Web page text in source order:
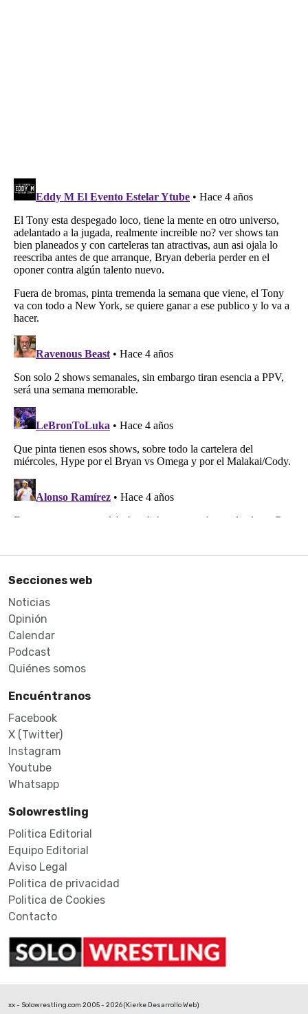
Secciones web
Noticias
Opinión
Calendar
Podcast
Quiénes somos
Encuéntranos
Facebook
X (Twitter)
Instagram
Youtube
Whatsapp
Solowrestling
Politica Editorial
Equipo Editorial
Aviso Legal
Politica de privacidad
Politica de Cookies
Contacto
xx - Solowrestling.com 2005 - 2026 (Kierke Desarrollo Web)